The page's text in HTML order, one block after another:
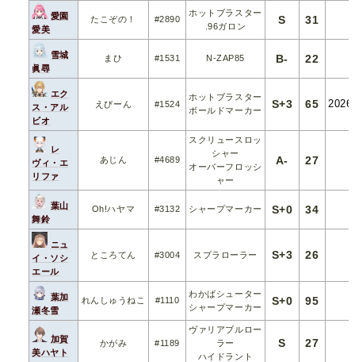
愛園
愛美
たこぞの！ #2890
ホットブラスター
.96ガロン
S 31
雪城
眞尋
まひ #1531 N-ZAP85 B- 22
エク
ス・アル
ビオ
えびーん #1524
ホットブラスター
ボールドマーカー
S+3 65
レ
ヴィ・エ
リファ
あじん #4689
スクリュースロッ
シャー
オーバーフロッシ
ャー
A- 27
葉山
舞鈴
Oh!ハヤマ #3132 シャープマーカー S+0 34
ニュ
イ・ソシ
エール
ところてん #3004 スプラローラー S+3 26
葉加
瀬冬雪
れんしゅうねこ #1110
わかばシューター
シャープマーカー
S+0 95
加賀
美ハヤト
かがみ #1189
ヴァリアブルロー
ラー
ハイドラント
S 27